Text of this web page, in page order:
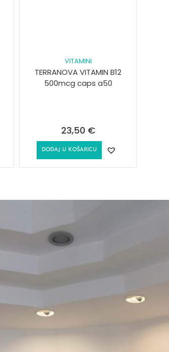
VITAMINI
TERRANOVA VITAMIN B12
500mcg caps a50
23,50 €
DODAJ U KOŠARICU